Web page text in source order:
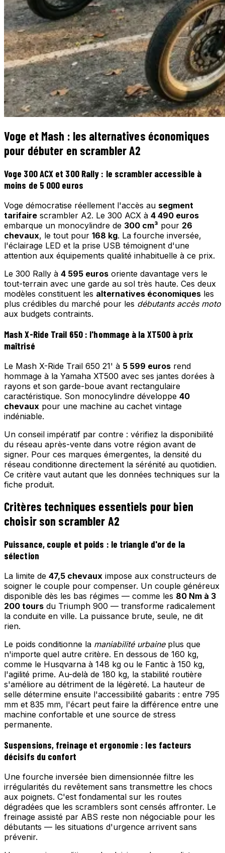
Voge et Mash : les alternatives économiques
pour débuter en scrambler A2
Voge 300 ACX et 300 Rally : le scrambler accessible à
moins de 5 000 euros
Voge démocratise réellement l'accès au segment
tarifaire scrambler A2. Le 300 ACX à 4 490 euros
embarque un monocylindre de 300 cm³ pour 26
chevaux, le tout pour 168 kg. La fourche inversée,
l'éclairage LED et la prise USB témoignent d'une
attention aux équipements qualité inhabituelle à ce prix.
Le 300 Rally à 4 595 euros oriente davantage vers le
tout-terrain avec une garde au sol très haute. Ces deux
modèles constituent les alternatives économiques les
plus crédibles du marché pour les débutants accès moto
aux budgets contraints.
Mash X-Ride Trail 650 : l'hommage à la XT500 à prix
maîtrisé
Le Mash X-Ride Trail 650 21' à 5 599 euros rend
hommage à la Yamaha XT500 avec ses jantes dorées à
rayons et son garde-boue avant rectangulaire
caractéristique. Son monocylindre développe 40
chevaux pour une machine au cachet vintage
indéniable.
Un conseil impératif par contre : vérifiez la disponibilité
du réseau après-vente dans votre région avant de
signer. Pour ces marques émergentes, la densité du
réseau conditionne directement la sérénité au quotidien.
Ce critère vaut autant que les données techniques sur la
fiche produit.
Critères techniques essentiels pour bien
choisir son scrambler A2
Puissance, couple et poids : le triangle d'or de la
sélection
La limite de 47,5 chevaux impose aux constructeurs de
soigner le couple pour compenser. Un couple généreux
disponible dès les bas régimes — comme les 80 Nm à 3
200 tours du Triumph 900 — transforme radicalement
la conduite en ville. La puissance brute, seule, ne dit
rien.
Le poids conditionne la maniabilité urbaineplus que
n'importe quel autre critère. En dessous de 160 kg,
comme le Husqvarna à 148 kg ou le Fantic à 150 kg,
l'agilité prime. Au-delà de 180 kg, la stabilité routière
s'améliore au détriment de la légèreté. La hauteur de
selle détermine ensuite l'accessibilité gabarits : entre 795
mm et 835 mm, l'écart peut faire la différence entre une
machine confortable et une source de stress
permanente.
Suspensions, freinage et ergonomie : les facteurs
décisifs du confort
Une fourche inversée bien dimensionnée filtre les
irrégularités du revêtement sans transmettre les chocs
aux poignets. C'est fondamental sur les routes
dégradées que les scramblers sont censés affronter. Le
freinage assisté par ABS reste non négociable pour les
débutants — les situations d'urgence arrivent sans
prévenir.